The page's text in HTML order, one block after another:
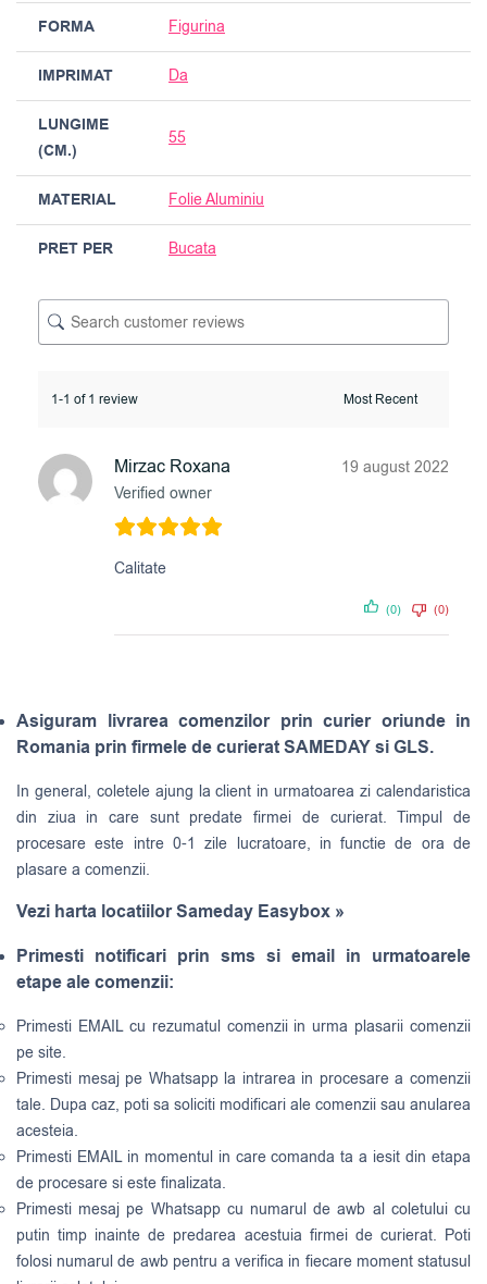
FORMA Figurina
IMPRIMAT Da
LUNGIME
(CM.)
55
MATERIAL Folie Aluminiu
PRET PER Bucata
1-1 of 1 review
Mirzac Roxana
Verified owner
19 august 2022
Calitate
(0) (0)
Asiguram livrarea comenzilor prin curier oriunde in
Romania prin firmele de curierat SAMEDAY si GLS.
In general, coletele ajung la client in urmatoarea zi calendaristica
din ziua in care sunt predate firmei de curierat. Timpul de
procesare este intre 0-1 zile lucratoare, in functie de ora de
plasare a comenzii.
Vezi harta locatiilor Sameday Easybox »
Primesti notificari prin sms si email in urmatoarele
etape ale comenzii:
Primesti EMAIL cu rezumatul comenzii in urma plasarii comenzii
pe site.
Primesti mesaj pe Whatsapp la intrarea in procesare a comenzii
tale. Dupa caz, poti sa soliciti modificari ale comenzii sau anularea
acesteia.
Primesti EMAIL in momentul in care comanda ta a iesit din etapa
de procesare si este finalizata.
Primesti mesaj pe Whatsapp cu numarul de awb al coletului cu
putin timp inainte de predarea acestuia firmei de curierat. Poti
folosi numarul de awb pentru a verifica in fiecare moment statusul